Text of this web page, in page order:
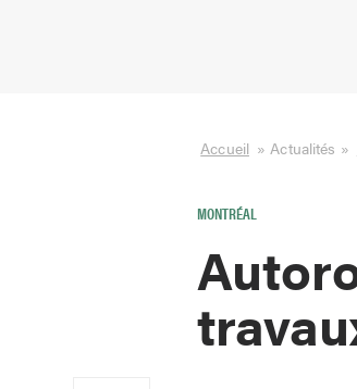
Accueil »Actualités »
MONTRÉAL